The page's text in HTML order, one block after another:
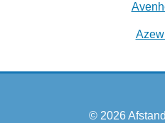
© 2026